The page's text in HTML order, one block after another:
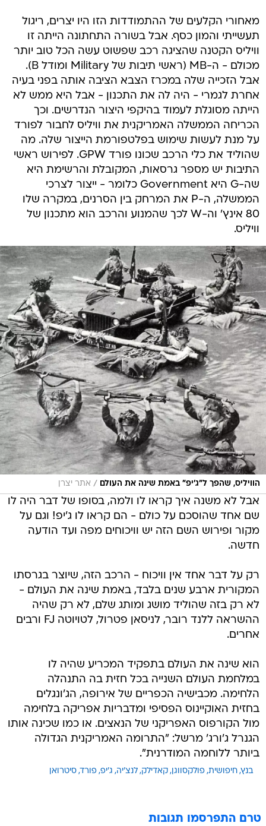
מאחורי הקלעים של ההתמודדות הזו היו יצרים, ריגול
תעשייתי והמון כסף. אבל בשורה התחתונה הייתה זו
וויליס הקטנה שהציגה רכב שפשוט עשה הכל טוב יותר
מכולם - ה-MB (ראשי תיבות של Military ומודל B).
אבל הזכייה שלה במכרז הצבא הציבה אותה בפני בעיה
אחרת לגמרי - היה לה את התכנון - אבל היא ממש לא
הייתה מסוגלת לעמוד בהיקפי היצור הנדרשים. וכך
הכריחה הממשלה האמריקנית את וויליס לחבור לפורד
על מנת לעשות שימוש בפלטפורמת הייצור שלה. מה
שהוליד את כלי הרכב שכונו פורד GPW. לפירוש ראשי
התיבות יש מספר גרסאות, המקובלת והרשימת היא
שה-G היא Government כלומר - ייצור לצרכי
הממשלה, ה-P את המרחק בין הסרנים, במקרה שלו
80 אינץ' וה-W לכך שהמנוע והרכב הוא מתכנון של
וויליס.
הוויליס, שהפך ל"ג'יפ" באמת שינה את העולם / אתר יצרן
אבל לא משנה איך קראו לו ולמה, בסופו של דבר היה לו
שם אחד שהוסכם על כולם - הם קראו לו ג'יפ! וגם על
מקור ופירוש השם הזה יש וויכוחים מפה ועד הודעה
חדשה.
רק על דבר אחד אין וויכוח - הרכב הזה, שיוצר בגרסתו
המקורית ארבע שנים בלבד, באמת שינה את העולם -
לא רק בזה שהוליד מושג ומותג שלם, לא רק שהיה
ההשראה ללנד רובר, לניסאן פטרול, לטויוטה FJ ורבים
אחרים.
הוא שינה את העולם בתפקיד המכריע שהיה לו
במלחמת העולם השנייה בכל חזית בה התנהלה
הלחימה. מכבישיה הכפריים של אירופה, הג'ונגלים
בחזית האוקיינוס הפסיפי ומדבריות אפריקה בלחימה
מול הקורפוס האפריקני של הנאצים. או כמו שכינה אותו
הגנרל ג'ורג' מרשל: "התרומה האמריקנית הגדולה
ביותר ללוחמה המודרנית".
בנץ חיפושית פולקסווגן קאדילק לנצ'יה ג'יפ פורד סיטרואן
טרם התפרסמו תגובות